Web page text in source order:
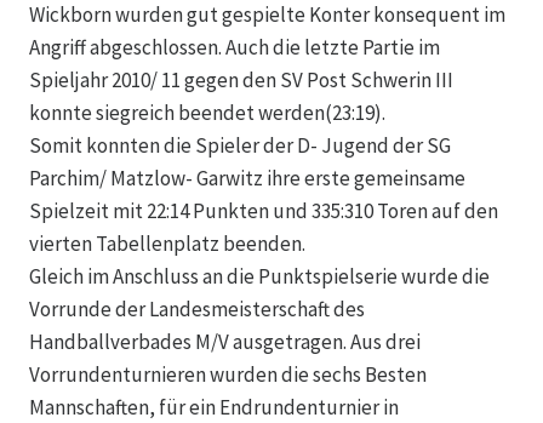
Wickborn wurden gut gespielte Konter konsequent im
Angriff abgeschlossen. Auch die letzte Partie im
Spieljahr 2010/ 11 gegen den SV Post Schwerin III
konnte siegreich beendet werden(23:19).
Somit konnten die Spieler der D- Jugend der SG
Parchim/ Matzlow- Garwitz ihre erste gemeinsame
Spielzeit mit 22:14 Punkten und 335:310 Toren auf den
vierten Tabellenplatz beenden.
Gleich im Anschluss an die Punktspielserie wurde die
Vorrunde der Landesmeisterschaft des
Handballverbades M/V ausgetragen. Aus drei
Vorrundenturnieren wurden die sechs Besten
Mannschaften, für ein Endrundenturnier in